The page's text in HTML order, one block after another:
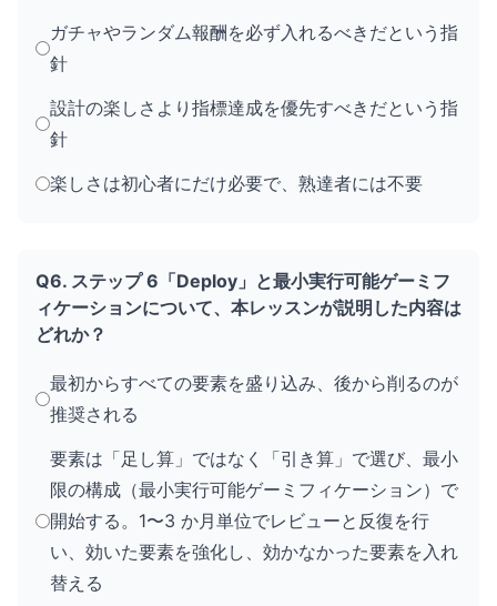
ガチャやランダム報酬を必ず入れるべきだという指
針
設計の楽しさより指標達成を優先すべきだという指
針
楽しさは初心者にだけ必要で、熟達者には不要
Q6. ステップ 6「Deploy」と最小実行可能ゲーミフ
ィケーションについて、本レッスンが説明した内容は
どれか？
最初からすべての要素を盛り込み、後から削るのが
推奨される
要素は「足し算」ではなく「引き算」で選び、最小
限の構成（最小実行可能ゲーミフィケーション）で
開始する。1〜3 か月単位でレビューと反復を行
い、効いた要素を強化し、効かなかった要素を入れ
替える